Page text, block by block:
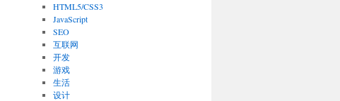
HTML5/CSS3
JavaScript
SEO
互联网
开发
游戏
生活
设计